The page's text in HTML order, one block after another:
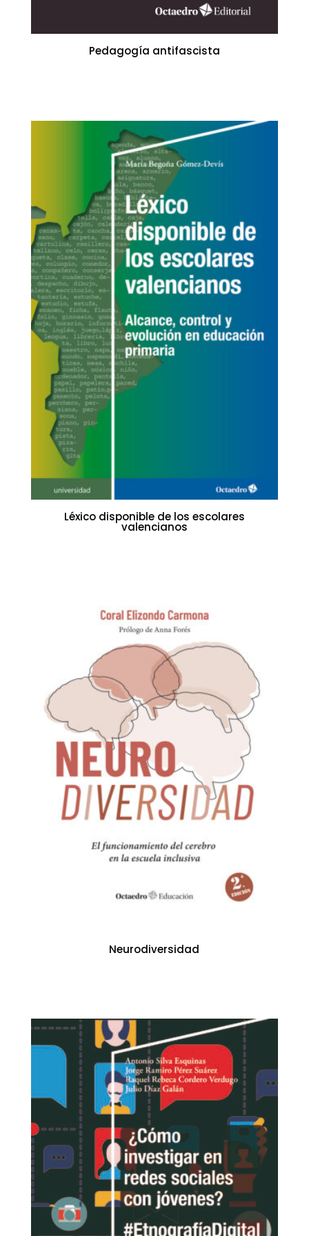
Pedagogía antifascista
Léxico disponible de los escolares
valencianos
Neurodiversidad